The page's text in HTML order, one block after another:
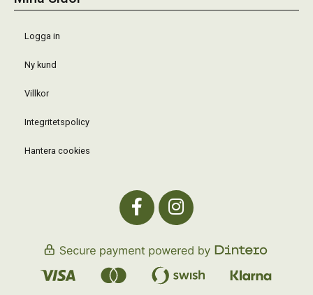
Logga in
Ny kund
Villkor
Integritetspolicy
Hantera cookies